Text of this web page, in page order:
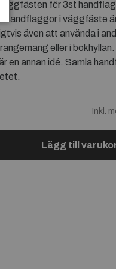
för 3st
handflaggor i väggfäste
även att använda i
eller i
en annan idé. Samla
Inkl.
Lägg till